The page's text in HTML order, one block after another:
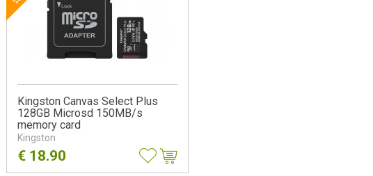
Kingston Canvas Select Plus
128GB Microsd 150MB/s
memory card
Kingston
€ 18.90